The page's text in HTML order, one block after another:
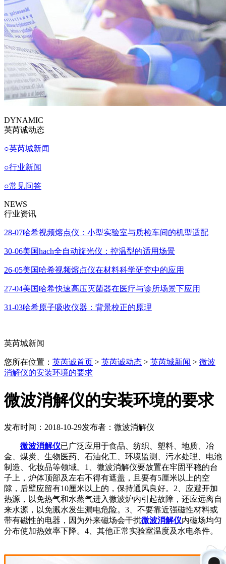
DYNAMIC
英芮诚动态
○英芮城新闻
○行业新闻
○常见问答
NEWS
行业资讯
28-07哈希视频熔点仪：小型实验室与质检车间的机型适配
30-06美国hach全自动旋光仪：控温型的适用场景
26-05美国哈希视频熔点仪在材料科学研究中的应用
27-04美国哈希快速高压灭菌器在医疗与诊所场景下应用
31-03哈希原子吸收仪器：背景校正的原理
英芮城新闻
您所在位置： 英芮诚首页 > 英芮诚动态 > 英芮城新闻 > 微波
消解仪的安装环境的要求
微波消解仪的安装环境的要求
发布时间：2018-10-29发布者：微波消解仪
微波消解仪已广泛应用于食品、纺织、塑料、地质、冶
金、煤炭、生物医药、石油化工、环境监测、污水处理、电池
制造、化妆品等领域。1、微波消解仪要放置在牢固平稳的台
子上，炉体顶部及左右不得有遮盖，且要有5厘米以上的空
隙，后壁应留有10厘米以上的，保持通风良好。2、应避开加
热源，以免热气和水蒸气进入微波炉内引起故障，还应远离自
来水源，以免溅水发生漏电危险。3、不要靠近强磁性材料或
带有磁性的电器，因为外来磁场会干扰微波消解仪内磁场均匀
分布使加热效率下降。4、其他正常实验室温度及水电条件。